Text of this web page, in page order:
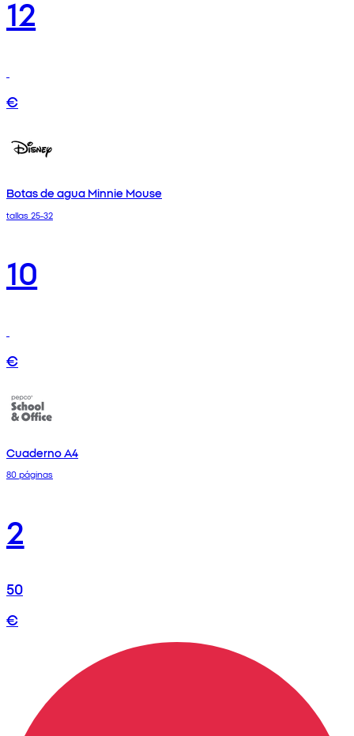
12
€
Botas de agua Minnie Mouse
tallas 25-32
10
€
Cuaderno A4
80 páginas
2
50
€